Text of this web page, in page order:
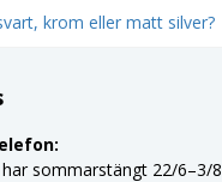
krom eller matt silver?
sommarstängt 22/6–3/8